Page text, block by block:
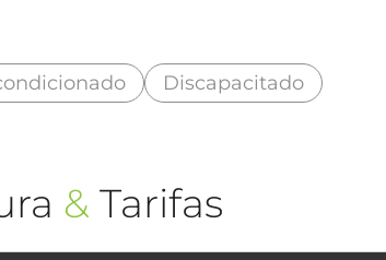
Discapacitado
& Tarifas